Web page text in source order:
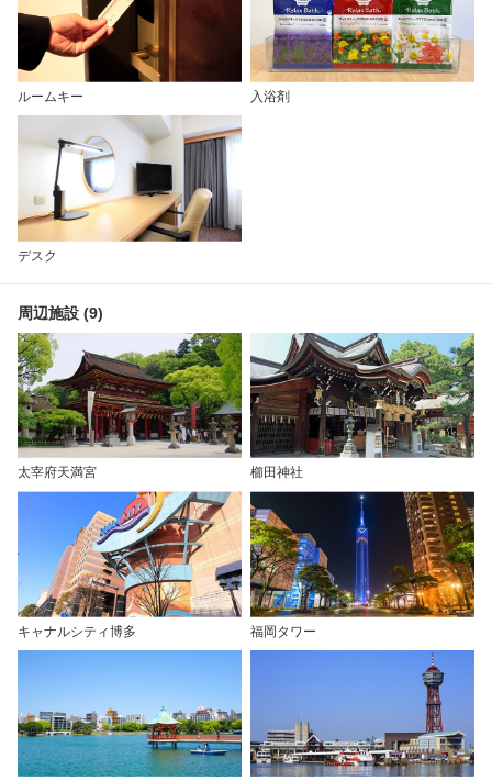
ルームキー 入浴剤
デスク
周辺施設 (9)
太宰府天満宮 櫛田神社
キャナルシティ博多 福岡タワー